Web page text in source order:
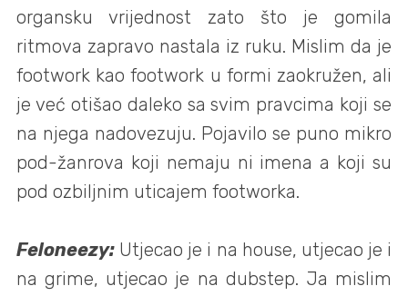
organsku vrijednost zato što je gomila
ritmova zapravo nastala iz ruku. Mislim da je
footwork kao footwork u formi zaokružen, ali
je već otišao daleko sa svim pravcima koji se
na njega nadovezuju. Pojavilo se puno mikro
pod-žanrova koji nemaju ni imena a koji su
pod ozbiljnim uticajem footworka.
Feloneezy: Utjecao je i na house, utjecao je i
na grime, utjecao je na dubstep. Ja mislim